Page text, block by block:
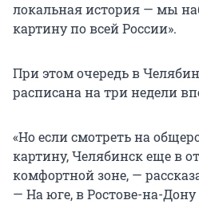
локальная история — мы
картину по всей России».
При этом очередь в
расписана на три недели
«Но если смотреть на
картину, Челябинск еще в
комфортной зоне, —
— На юге, в Ростове-на-